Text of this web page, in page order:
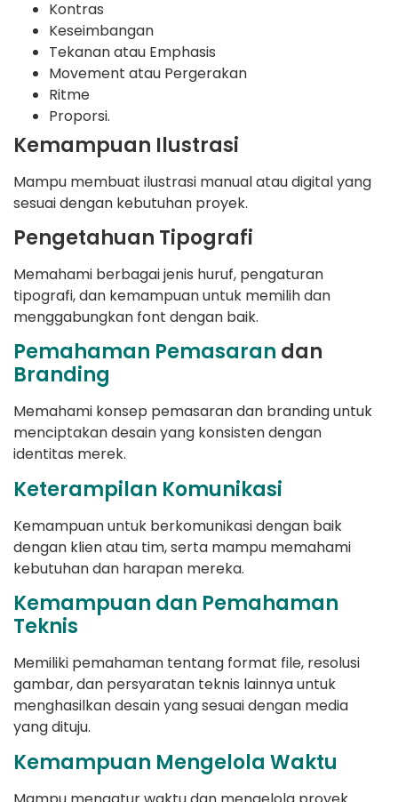
Kontras
Keseimbangan
Tekanan atau Emphasis
Movement atau Pergerakan
Ritme
Proporsi.
Kemampuan Ilustrasi
Mampu membuat ilustrasi manual atau digital yang
sesuai dengan kebutuhan proyek.
Pengetahuan Tipografi
Memahami berbagai jenis huruf, pengaturan
tipografi, dan kemampuan untuk memilih dan
menggabungkan font dengan baik.
Pemahaman Pemasaran dan
Branding
Memahami konsep pemasaran dan branding untuk
menciptakan desain yang konsisten dengan
identitas merek.
Keterampilan Komunikasi
Kemampuan untuk berkomunikasi dengan baik
dengan klien atau tim, serta mampu memahami
kebutuhan dan harapan mereka.
Kemampuan dan Pemahaman
Teknis
Memiliki pemahaman tentang format file, resolusi
gambar, dan persyaratan teknis lainnya untuk
menghasilkan desain yang sesuai dengan media
yang dituju.
Kemampuan Mengelola Waktu